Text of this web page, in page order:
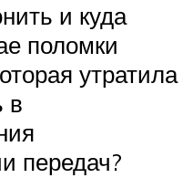
и куда
поломки
утратила
в
передач?